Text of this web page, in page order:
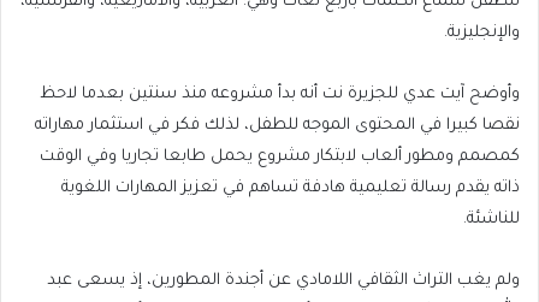
والإنجليزية.
وأوضح آيت عدي للجزيرة نت أنه بدأ مشروعه منذ سنتين بعدما لاحظ
نقصا كبيرا في المحتوى الموجه للطفل، لذلك فكر في استثمار مهاراته
كمصمم ومطور ألعاب لابتكار مشروع يحمل طابعا تجاريا وفي الوقت
ذاته يقدم رسالة تعليمية هادفة تساهم في تعزيز المهارات اللغوية
للناشئة.
ولم يغب التراث الثقافي اللامادي عن أجندة المطورين، إذ يسعى عبد